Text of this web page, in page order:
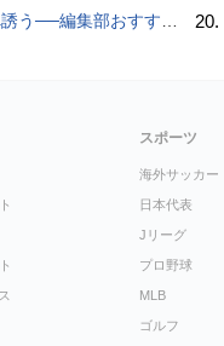
すめの7冊：WIRED BOOK GUIDE 20.
スポーツ
海外サッカー
日本代表
Jリーグ
プロ野球
MLB
ゴルフ